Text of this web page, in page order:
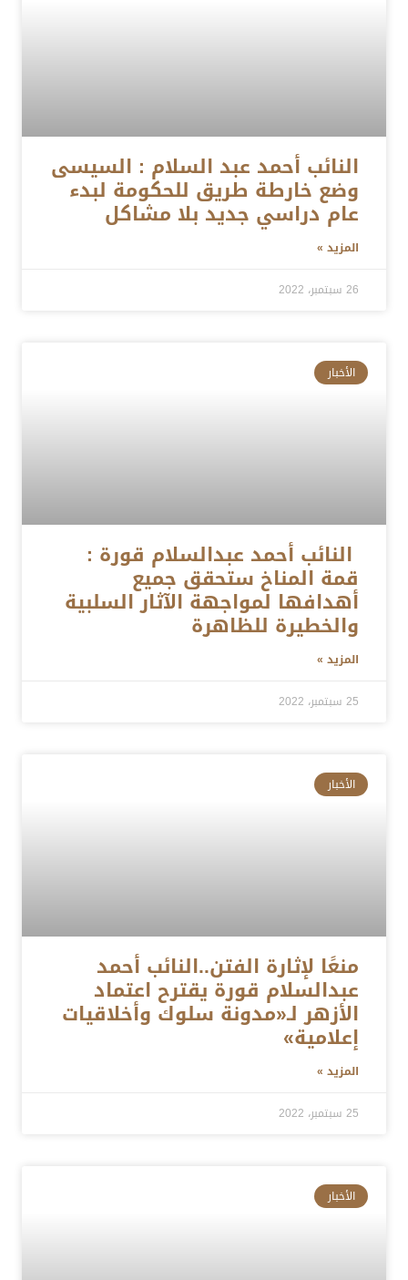
النائب أحمد عبد السلام : السيسى
وضع خارطة طريق للحكومة لبدء
عام دراسي جديد بلا مشاكل
المزيد »
26 سبتمبر، 2022
الأخبار
النائب أحمد عبدالسلام قورة :
قمة المناخ ستحقق جميع
أهدافها لمواجهة الآثار السلبية
والخطيرة للظاهرة
المزيد »
25 سبتمبر، 2022
الأخبار
منعًا لإثارة الفتن..النائب أحمد
عبدالسلام قورة يقترح اعتماد
الأزهر لـ«مدونة سلوك وأخلاقيات
إعلامية»
المزيد »
25 سبتمبر، 2022
الأخبار